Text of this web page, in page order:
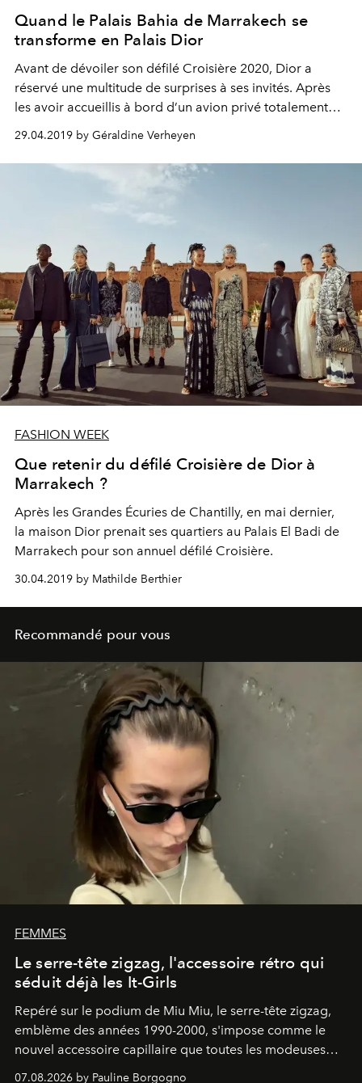
Quand le Palais Bahia de Marrakech se
transforme en Palais Dior
Avant de dévoiler son défilé Croisière 2020, Dior a
réservé une multitude de surprises à ses invités. Après
les avoir accueillis à bord d’un avion privé totalement
brandé à son nom, la maison a investi le spectaculaire
Palais Bahia pour un dîner mêlant influences arabes et
couture. Visite guidée.
29.04.2019 by Géraldine Verheyen
FASHION WEEK
Que retenir du défilé Croisière de Dior à
Marrakech ?
Après les Grandes Écuries de Chantilly, en mai dernier,
la maison Dior prenait ses quartiers au Palais El Badi de
Marrakech pour son annuel défilé Croisière.
30.04.2019 by Mathilde Berthier
Recommandé pour vous
FEMMES
Le serre-tête zigzag, l'accessoire rétro qui
séduit déjà les It-Girls
Repéré sur le podium de Miu Miu, le serre-tête zigzag,
emblème des années 1990-2000, s'impose comme le
nouvel accessoire capillaire que toutes les modeuses
s'arrachent déjà.
07.08.2026 by Pauline Borgogno